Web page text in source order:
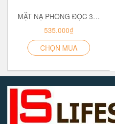
MẶT NẠ PHÒNG ĐỘC 3M 6200 (combo 7 chi tiết)
535.000₫
CHỌN MUA